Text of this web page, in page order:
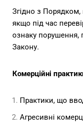
Згідно з
якщо під час
ознаку порушення,
Закону.
Комерційні
Практики, що
Агресивні